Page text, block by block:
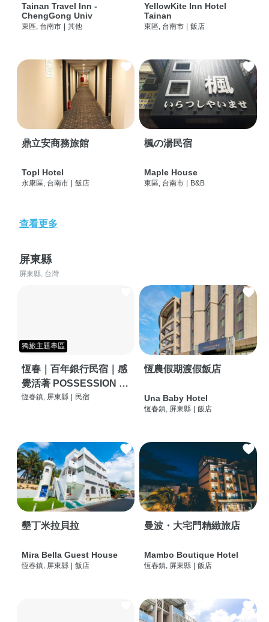
Tainan Travel Inn -
ChengGong Univ
東區, 台南市 | 其他
YellowKite Inn Hotel
Tainan
東區, 台南市 | 飯店
鼎立安商務旅館
Topl Hotel
永康區, 台南市 | 飯店
楓の湯民宿
Maple House
東區, 台南市 | B&B
查看更多
屏東縣
屏東縣, 台灣
獨旅主題專區
恆春｜百年銀行民宿｜感
覺活著 POSSESSION |
背包客棧 | 恆春必住特色
恆春鎮, 屏東縣 民宿
恆農假期渡假飯店
Una Baby Hotel
恆春鎮, 屏東縣 飯店
墾丁米拉貝拉
Mira Bella Guest House
恆春鎮, 屏東縣 飯店
曼波・大宅門精緻旅店
Mambo Boutique Hotel
恆春鎮, 屏東縣 飯店